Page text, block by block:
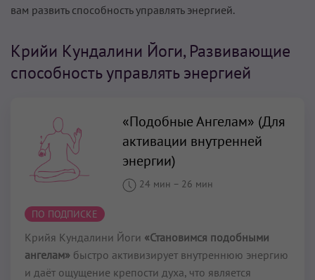
вам развить способность управлять энергией.
Крийи Кундалини Йоги, Развивающие
способность управлять энергией
«Подобные Ангелам» (Для
активации внутренней
энергии)
24 мин – 26 мин
ПО ПОДПИСКЕ
Крийя Кундалини Йоги «Становимся подобными
ангелам» быстро активизирует внутреннюю энергию
и даёт ощущение крепости духа, что является